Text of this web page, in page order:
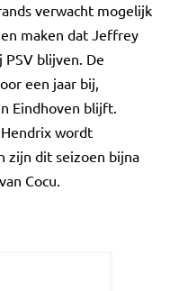
verwacht mogelijk
maken dat Jeffrey
blijven. De
een jaar bij,
Eindhoven blijft.
wordt
zijn dit seizoen bijna
Cocu.